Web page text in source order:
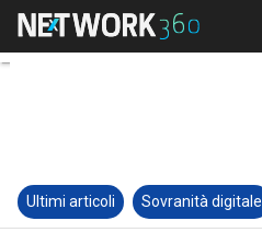
Ultimi articoli Sovranità digitale